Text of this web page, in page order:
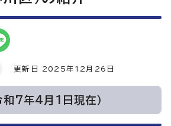
更新日 2025年12月26日
和7年4月1日現在）